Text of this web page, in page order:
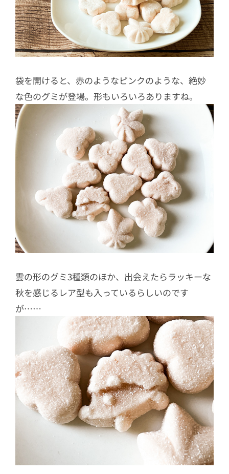
袋を開けると、赤のようなピンクのような、絶妙
な色のグミが登場。形もいろいろありますね。
雲の形のグミ3種類のほか、出会えたらラッキーな
秋を感じるレア型も入っているらしいのです
が……